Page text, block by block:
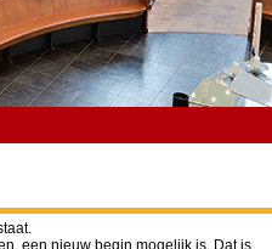
een nieuw begin mogelijk is. Dat is